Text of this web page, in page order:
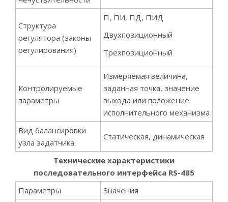
Структура
регулятора (законы
регулирования)
П, ПИ, ПД, ПИД
Двухпозиционный
Трехпозиционный
Контролируемые
параметры
Измеряемая величина,
заданная точка, значение
выхода или положение
исполнительного механизма
Вид балансировки
узла задатчика
Статическая, динамическая
Технические характеристики
последовательного интерфейса RS-485
Параметры
Значения